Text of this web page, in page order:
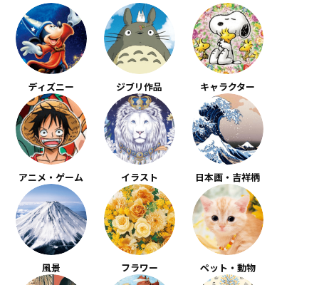
ディズニー ジブリ作品 キャラクター
アニメ・ゲーム イラスト 日本画・吉祥柄
風景 フラワー ペット・動物